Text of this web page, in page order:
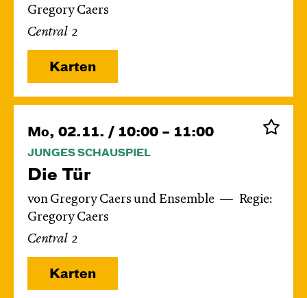
Gregory Caers
Central 2
Karten
Mo, 02.11. / 10:00 – 11:00
JUNGES SCHAUSPIEL
Die Tür
von Gregory Caers und Ensemble
Regie:
Gregory Caers
Central 2
Karten